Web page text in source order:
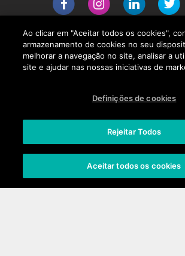
Nossos produtos
Onde
Certificações
Empresa
Pressroom
Suporte
Ao clicar em "Aceitar todos os cookies",
armazenamento de cookies no seu
melhorar a navegação no site, analisar a
site e ajudar nas nossas iniciativas de
Definições de cookies
Rejeitar Todos
Aceitar todos os cookies